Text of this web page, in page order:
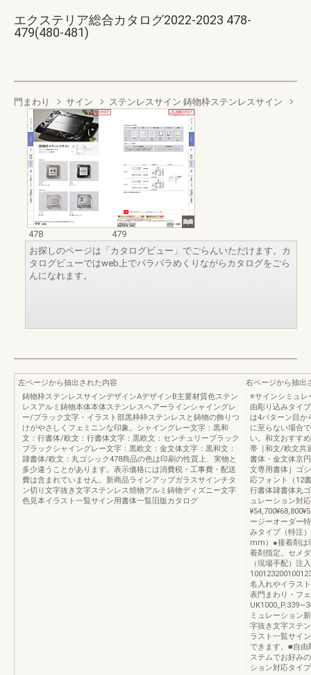
エクステリア総合カタログ2022-2023 478-
479(480-481)
門まわり サイン ステンレスサイン 鋳物枠ステンレスサイン
478
479
お探しのページは「カタログビュー」でごらんいただけます。カ
タログビューではweb上でパラパラめくりながらカタログをごら
んになれます。
左ページから抽出された内容
鋳物枠ステンレスサインデザインAデザインB主要材質色ステン
レスアルミ鋳物本体本体ステンレスヘアーラインシャイングレ
ー/ブラック文字・イラスト部黒枠枠ステンレスと鋳物の飾りつ
けがやさしくフェミニンな印象。シャイングレー文字：黒和
文：行書体/欧文：行書体文字：黒欧文：センチュリーブラック
ブラックシャイングレー文字：黒欧文：金文体文字：黒和文：
隷書体/欧文：丸ゴシック478商品の色は印刷の性質上、実物と
多少違うことがあります。表示価格には消費税・工事費・配送
費は含まれていません。新商品ラインアップガラスサインチタ
ン切り文字抜き文字ステンレス焼物アルミ鋳物ディズニー文字
色見本イラスト一覧サイン用書体一覧旧版カタログ
右ページから抽出
※サインシミュレ
由彫り込みタイ
は4パターン目か
に至らない場合
い。和文おすす
帯［和文/欧文共
書体・金文体京
文専用書体］ゴ
応フォント（12
行書体隷書体丸
ュレーション対
ージーオーダー
みタイプ（特注
mm）●接着剤は
着剤指定。セメ
（現場手配）注
名入れやイラス
表門まわり・フ
ミュレーション
字抜き文字ステ
ラスト一覧サイ
できます。■自由
ステムでお好み
ション対応タイ